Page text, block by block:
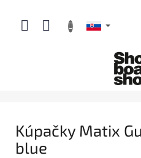
obsah
Kúpačky Matix
blue